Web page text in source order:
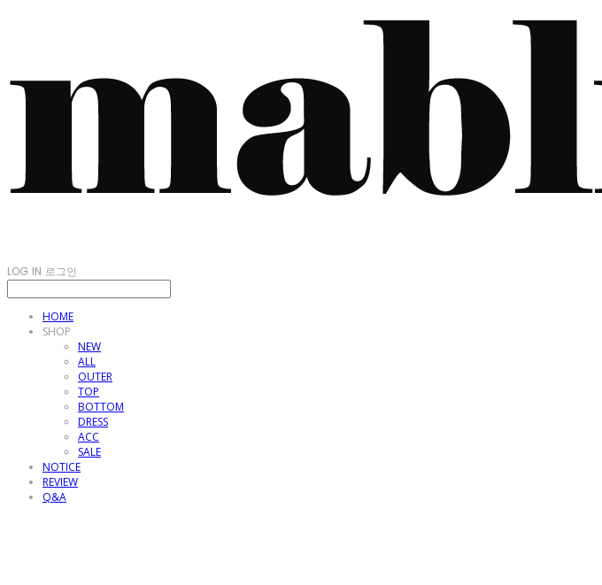
LOG IN 로그인
HOME
SHOP
NEW
ALL
OUTER
TOP
BOTTOM
DRESS
ACC
SALE
NOTICE
REVIEW
Q&A